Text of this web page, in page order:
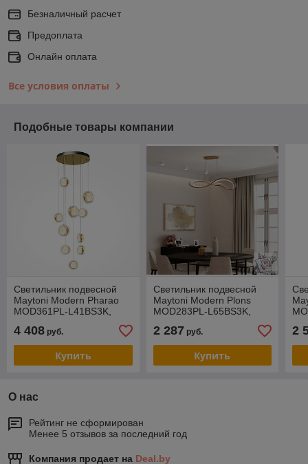
Безналичный расчет
Предоплата
Онлайн оплата
Все условия оплаты
Подобные товары компании
Светильник подвесной
Maytoni Modern Pharao
MOD361PL-L41BS3K,
4 408 руб.
Купить
Светильник подвесной
Maytoni Modern Plons
MOD283PL-L65BS3K,
2 287 руб.
Купить
2
О нас
Рейтинг не сформирован
Менее 5 отзывов за последний год
Компания продает на Deal.by